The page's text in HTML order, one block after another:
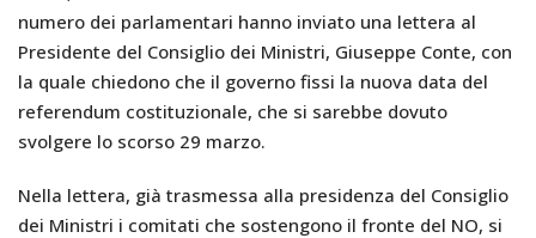
numero dei parlamentari hanno inviato una lettera al
Presidente del Consiglio dei Ministri, Giuseppe Conte, con
la quale chiedono che il governo fissi la nuova data del
referendum costituzionale, che si sarebbe dovuto
svolgere lo scorso 29 marzo.
Nella lettera, già trasmessa alla presidenza del Consiglio
dei Ministri i comitati che sostengono il fronte del NO, si